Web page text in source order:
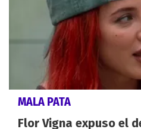
MALA PATA
Flor Vigna expuso el